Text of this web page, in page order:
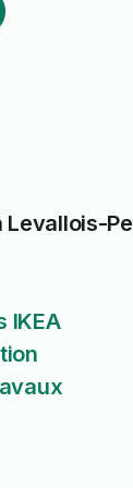
Levallois-
IKEA